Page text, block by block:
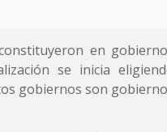
en
se inicia
gobiernos son